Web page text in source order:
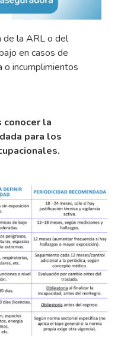
de la ARL o del
en casos de
o incumplimientos
conocer la
para los